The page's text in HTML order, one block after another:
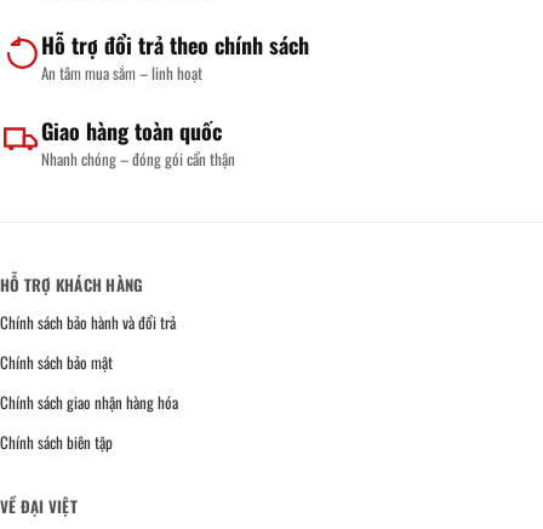
Hỗ trợ đổi trả theo chính sách
An tâm mua sắm – linh hoạt
Giao hàng toàn quốc
Nhanh chóng – đóng gói cẩn thận
HỖ TRỢ KHÁCH HÀNG
Chính sách bảo hành và đổi trả
Chính sách bảo mật
Chính sách giao nhận hàng hóa
Chính sách biên tập
VỀ ĐẠI VIỆT